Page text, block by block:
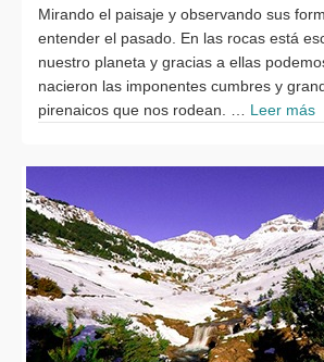
Mirando el paisaje y observando sus
entender el pasado. En las rocas está
nuestro planeta y gracias a ellas
nacieron las imponentes cumbres y
pirenaicos que nos rodean. … Leer más